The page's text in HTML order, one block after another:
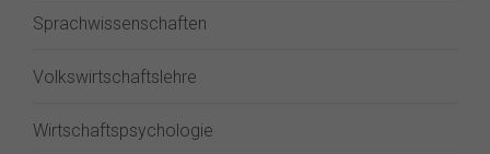
Sprachwissenschaften
Volkswirtschaftslehre
Wirtschaftspsychologie